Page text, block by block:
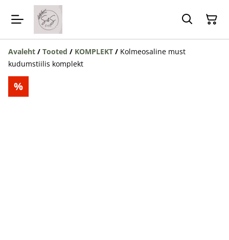
Avaleht / Tooted / KOMPLEKT / Kolmeosaline must
kudumstiilis komplekt
%